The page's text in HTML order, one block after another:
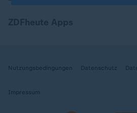
Nutzungsbedingungen Datenschutz
Impressum